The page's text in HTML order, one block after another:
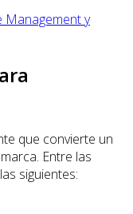
Management y
que convierte un
Entre las
siguientes: